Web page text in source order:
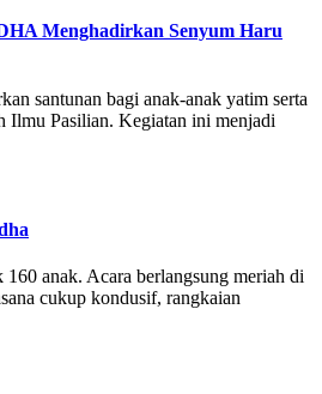
Menghadirkan Senyum Haru
santunan bagi anak-anak yatim serta
Pasilian. Kegiatan ini menjadi
anak. Acara berlangsung meriah di
cukup kondusif, rangkaian